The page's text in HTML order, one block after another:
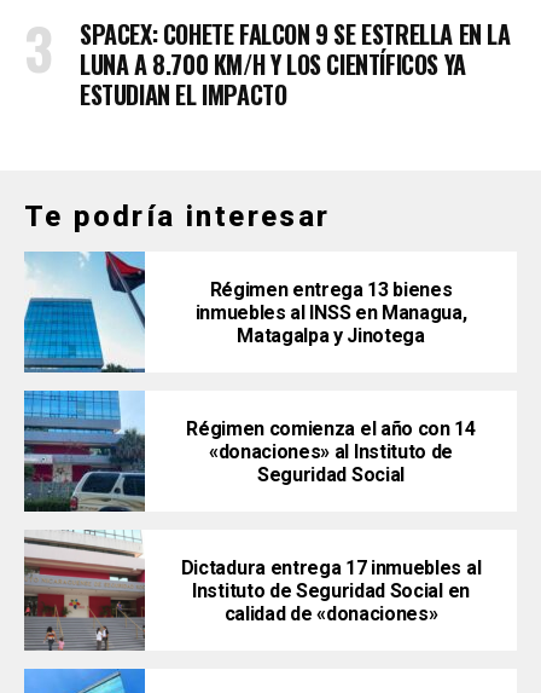
SPACEX: COHETE FALCON 9 SE ESTRELLA EN LA
LUNA A 8.700 KM/H Y LOS CIENTÍFICOS YA
ESTUDIAN EL IMPACTO
Te podría interesar
Régimen entrega 13 bienes
inmuebles al INSS en Managua,
Matagalpa y Jinotega
Régimen comienza el año con 14
«donaciones» al Instituto de
Seguridad Social
Dictadura entrega 17 inmuebles al
Instituto de Seguridad Social en
calidad de «donaciones»